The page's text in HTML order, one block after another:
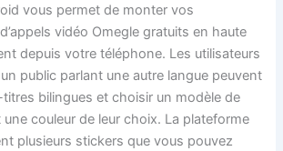
vous permet de monter vos
vidéo Omegle gratuits en haute
depuis votre téléphone. Les utilisateurs
public parlant une autre langue peuvent
bilingues et choisir un modèle de
couleur de leur choix. La plateforme
plusieurs stickers que vous pouvez